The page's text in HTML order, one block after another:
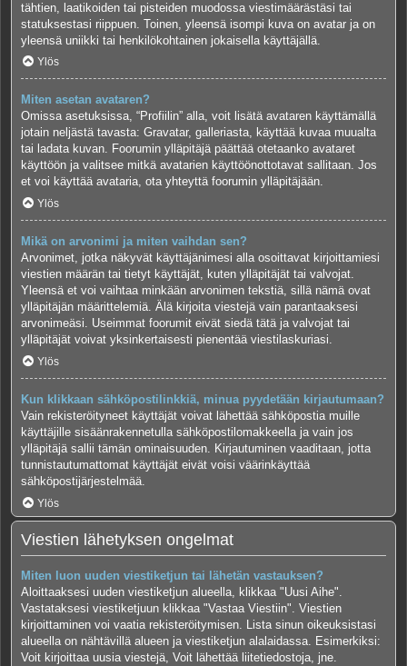
tähtien, laatikoiden tai pisteiden muodossa viestimäärästäsi tai
statuksestasi riippuen. Toinen, yleensä isompi kuva on avatar ja on
yleensä uniikki tai henkilökohtainen jokaisella käyttäjällä.
Ylös
Miten asetan avataren?
Omissa asetuksissa, “Profiilin” alla, voit lisätä avataren käyttämällä
jotain neljästä tavasta: Gravatar, galleriasta, käyttää kuvaa muualta
tai ladata kuvan. Foorumin ylläpitäjä päättää otetaanko avataret
käyttöön ja valitsee mitkä avatarien käyttöönottotavat sallitaan. Jos
et voi käyttää avataria, ota yhteyttä foorumin ylläpitäjään.
Ylös
Mikä on arvonimi ja miten vaihdan sen?
Arvonimet, jotka näkyvät käyttäjänimesi alla osoittavat kirjoittamiesi
viestien määrän tai tietyt käyttäjät, kuten ylläpitäjät tai valvojat.
Yleensä et voi vaihtaa minkään arvonimen tekstiä, sillä nämä ovat
ylläpitäjän määrittelemiä. Älä kirjoita viestejä vain parantaaksesi
arvonimeäsi. Useimmat foorumit eivät siedä tätä ja valvojat tai
ylläpitäjät voivat yksinkertaisesti pienentää viestilaskuriasi.
Ylös
Kun klikkaan sähköpostilinkkiä, minua pyydetään kirjautumaan?
Vain rekisteröityneet käyttäjät voivat lähettää sähköpostia muille
käyttäjille sisäänrakennetulla sähköpostilomakkeella ja vain jos
ylläpitäjä sallii tämän ominaisuuden. Kirjautuminen vaaditaan, jotta
tunnistautumattomat käyttäjät eivät voisi väärinkäyttää
sähköpostijärjestelmää.
Ylös
Viestien lähetyksen ongelmat
Miten luon uuden viestiketjun tai lähetän vastauksen?
Aloittaaksesi uuden viestiketjun alueella, klikkaa "Uusi Aihe".
Vastataksesi viestiketjuun klikkaa "Vastaa Viestiin". Viestien
kirjoittaminen voi vaatia rekisteröitymisen. Lista sinun oikeuksistasi
alueella on nähtävillä alueen ja viestiketjun alalaidassa. Esimerkiksi:
Voit kirjoittaa uusia viestejä, Voit lähettää liitetiedostoja, jne.